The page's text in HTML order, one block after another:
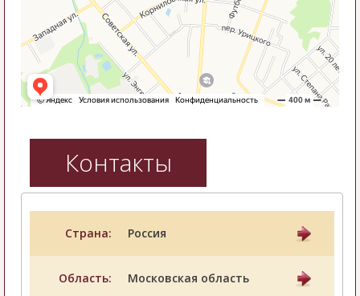
Контакты
Страна: Россия
Область: Московская область